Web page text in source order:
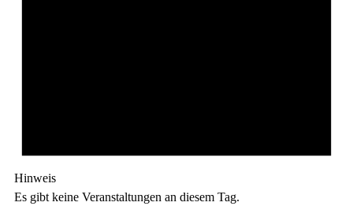
Hinweis
Es gibt keine Veranstaltungen an diesem Tag.